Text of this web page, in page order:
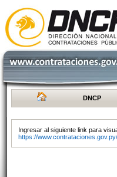
DNCP
Ingresar al siguiente link para
https://